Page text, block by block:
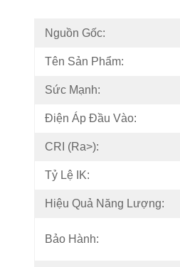
Nguồn Gốc:
Tên Sản Phẩm:
Sức Mạnh:
Điện Áp Đầu Vào:
CRI (Ra>):
Tỷ Lệ IK:
Hiệu Quả Năng Lượng:
Bảo Hành: